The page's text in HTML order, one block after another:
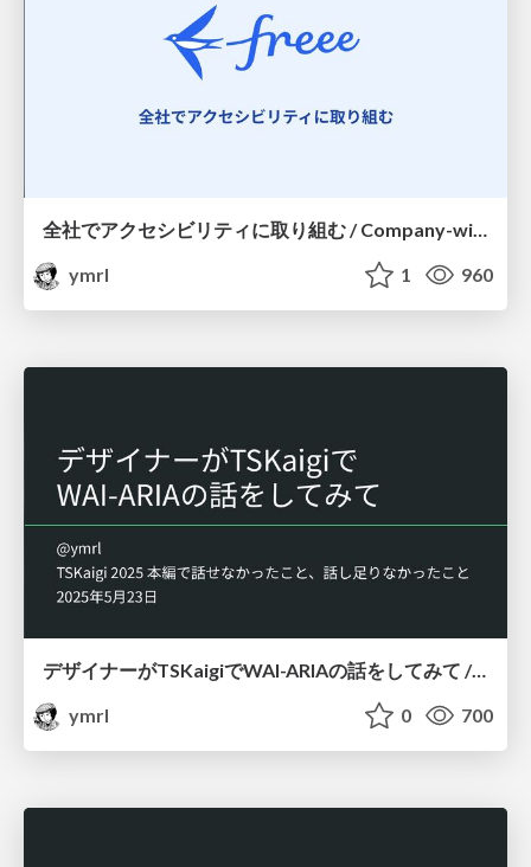
全社でアクセシビリティに取り組む / Company-wide Accessibility Initiatives
ymrl
1 960
デザイナーがTSKaigiでWAI-ARIAの話をしてみて / Speaking as a Designer: WAI-ARIA at TSKaigi
ymrl
0 700